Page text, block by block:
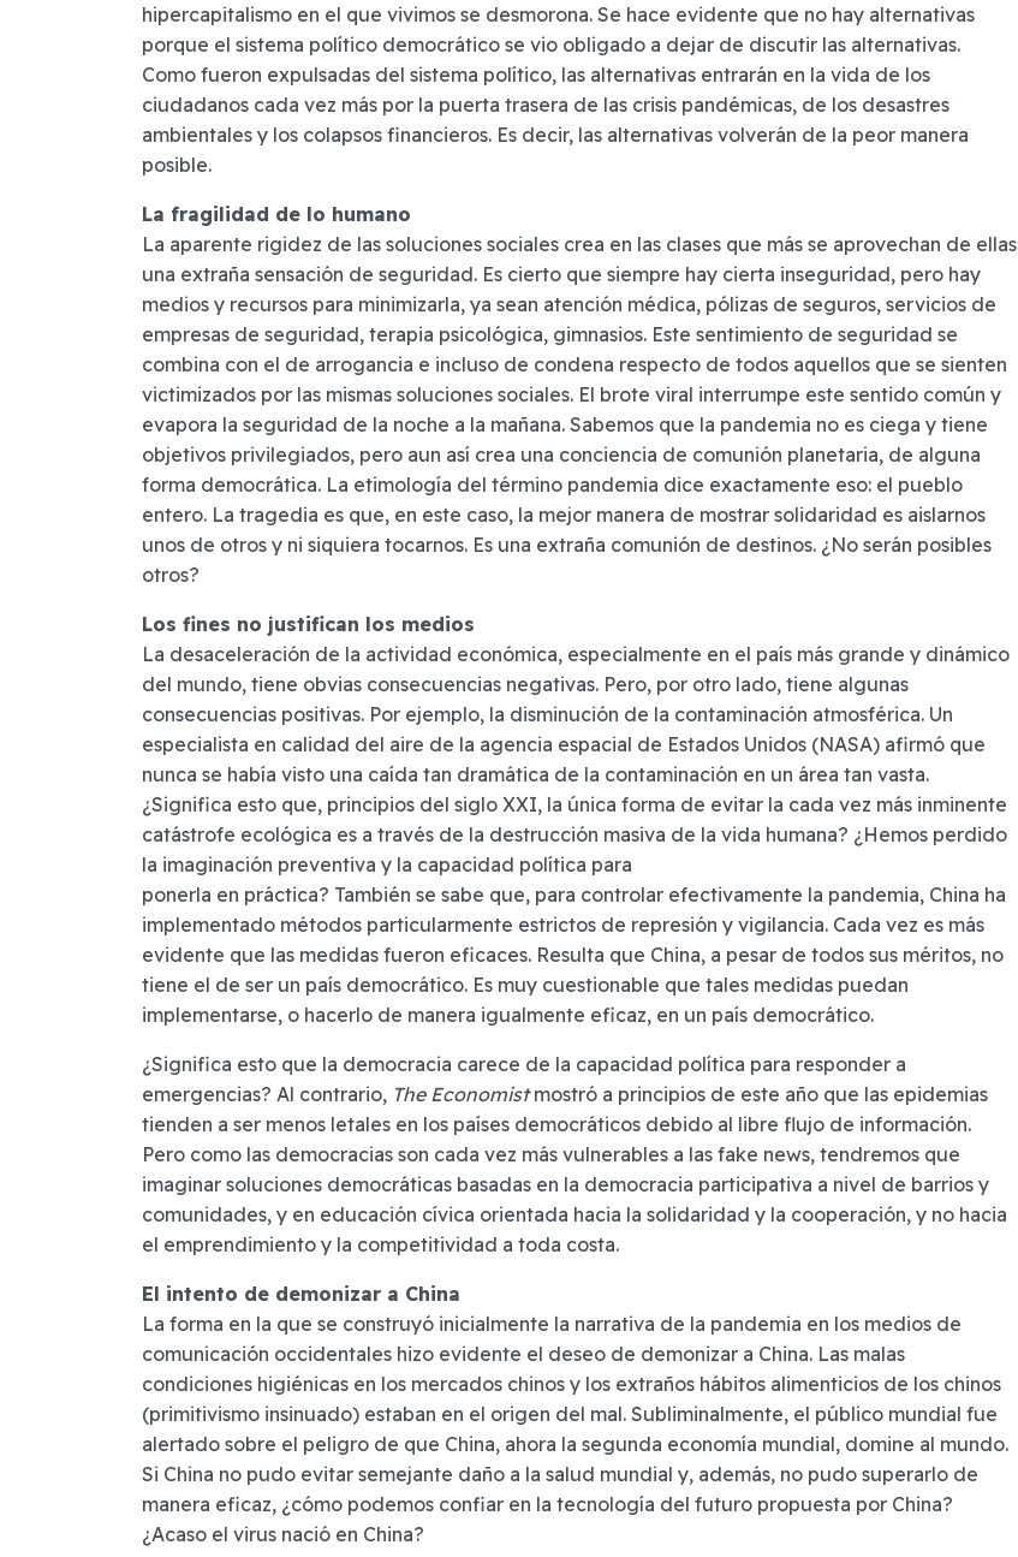
hipercapitalismo en el que vivimos se desmorona. Se hace evidente que no hay alternativas
porque el sistema político democrático se vio obligado a dejar de discutir las alternativas.
Como fueron expulsadas del sistema político, las alternativas entrarán en la vida de los
ciudadanos cada vez más por la puerta trasera de las crisis pandémicas, de los desastres
ambientales y los colapsos financieros. Es decir, las alternativas volverán de la peor manera
posible.
La fragilidad de lo humano
La aparente rigidez de las soluciones sociales crea en las clases que más se aprovechan de ellas
una extraña sensación de seguridad. Es cierto que siempre hay cierta inseguridad, pero hay
medios y recursos para minimizarla, ya sean atención médica, pólizas de seguros, servicios de
empresas de seguridad, terapia psicológica, gimnasios. Este sentimiento de seguridad se
combina con el de arrogancia e incluso de condena respecto de todos aquellos que se sienten
victimizados por las mismas soluciones sociales. El brote viral interrumpe este sentido común y
evapora la seguridad de la noche a la mañana. Sabemos que la pandemia no es ciega y tiene
objetivos privilegiados, pero aun así crea una conciencia de comunión planetaria, de alguna
forma democrática. La etimología del término pandemia dice exactamente eso: el pueblo
entero. La tragedia es que, en este caso, la mejor manera de mostrar solidaridad es aislarnos
unos de otros y ni siquiera tocarnos. Es una extraña comunión de destinos. ¿No serán posibles
otros?
Los fines no justifican los medios
La desaceleración de la actividad económica, especialmente en el país más grande y dinámico
del mundo, tiene obvias consecuencias negativas. Pero, por otro lado, tiene algunas
consecuencias positivas. Por ejemplo, la disminución de la contaminación atmosférica. Un
especialista en calidad del aire de la agencia espacial de Estados Unidos (NASA) afirmó que
nunca se había visto una caída tan dramática de la contaminación en un área tan vasta.
¿Significa esto que, principios del siglo XXI, la única forma de evitar la cada vez más inminente
catástrofe ecológica es a través de la destrucción masiva de la vida humana? ¿Hemos perdido
la imaginación preventiva y la capacidad política para
ponerla en práctica? También se sabe que, para controlar efectivamente la pandemia, China ha
implementado métodos particularmente estrictos de represión y vigilancia. Cada vez es más
evidente que las medidas fueron eficaces. Resulta que China, a pesar de todos sus méritos, no
tiene el de ser un país democrático. Es muy cuestionable que tales medidas puedan
implementarse, o hacerlo de manera igualmente eficaz, en un país democrático.
¿Significa esto que la democracia carece de la capacidad política para responder a
emergencias? Al contrario, The Economistmostró a principios de este año que las epidemias
tienden a ser menos letales en los países democráticos debido al libre flujo de información.
Pero como las democracias son cada vez más vulnerables a las fake news, tendremos que
imaginar soluciones democráticas basadas en la democracia participativa a nivel de barrios y
comunidades, y en educación cívica orientada hacia la solidaridad y la cooperación, y no hacia
el emprendimiento y la competitividad a toda costa.
El intento de demonizar a China
La forma en la que se construyó inicialmente la narrativa de la pandemia en los medios de
comunicación occidentales hizo evidente el deseo de demonizar a China. Las malas
condiciones higiénicas en los mercados chinos y los extraños hábitos alimenticios de los chinos
(primitivismo insinuado) estaban en el origen del mal. Subliminalmente, el público mundial fue
alertado sobre el peligro de que China, ahora la segunda economía mundial, domine al mundo.
Si China no pudo evitar semejante daño a la salud mundial y, además, no pudo superarlo de
manera eficaz, ¿cómo podemos confiar en la tecnología del futuro propuesta por China?
¿Acaso el virus nació en China?